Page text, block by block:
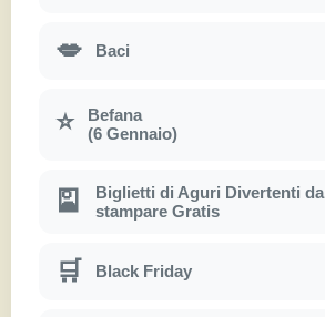
💋 Baci
⭐
Befana
(6 Gennaio)
🎴
Biglietti di Aguri Divertenti da
stampare Gratis
🛒 Black Friday